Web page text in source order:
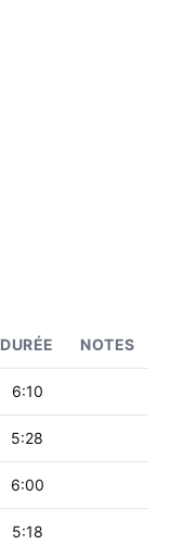
DURÉE NOTES
6:10
5:28
6:00
5:18